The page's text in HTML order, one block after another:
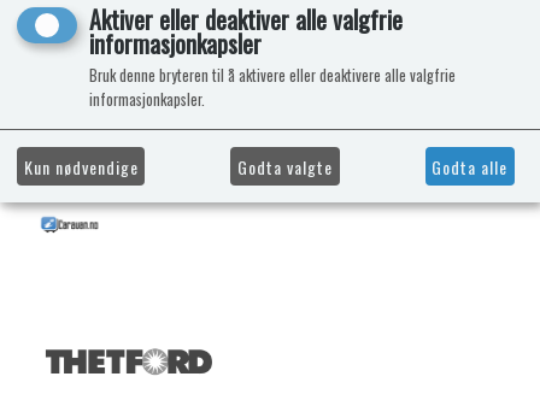
Aktiver eller deaktiver alle valgfrie
informasjonkapsler
Bruk denne bryteren til å aktivere eller deaktivere alle valgfrie
informasjonkapsler.
Kun nødvendige Godta valgte Godta alle